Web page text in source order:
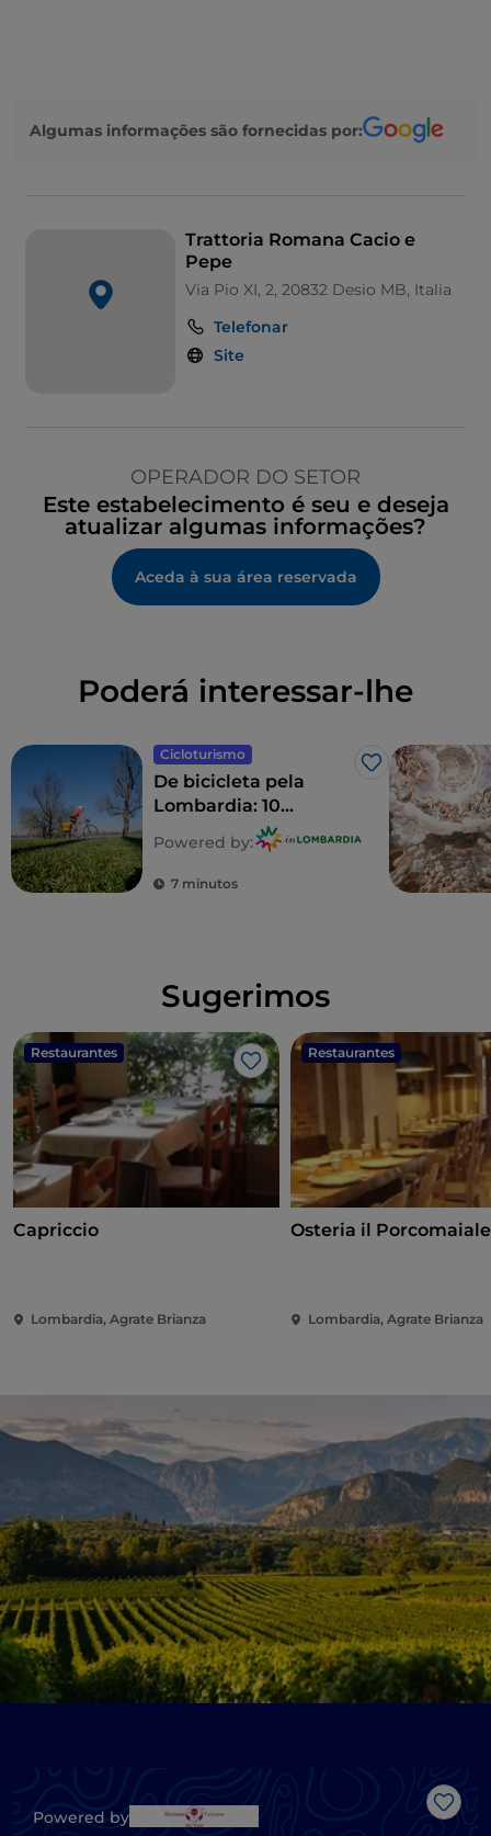
Algumas informações são fornecidas por:
Trattoria Romana Cacio e
Pepe
Via Pio XI, 2, 20832 Desio MB, Italia
Telefonar
Site
OPERADOR DO SETOR
Este estabelecimento é seu e deseja
atualizar algumas informações?
Aceda à sua área reservada
Poderá interessar-lhe
Cicloturismo
Gosto
De bicicleta pela
Lombardia: 10
itinerários em família
Powered by:
7 minutos
Sugerimos
Restaurantes
Gosto
Capriccio
Lombardia, Agrate Brianza
Restaurantes
Osteria il Porcomaiale
Lombardia, Agrate Brianza
Powered by